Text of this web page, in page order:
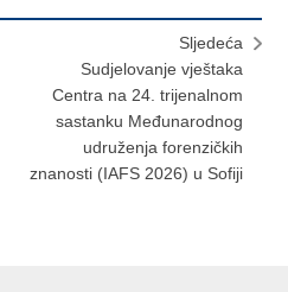
Sljedeća
Sudjelovanje vještaka
Centra na 24. trijenalnom
sastanku Međunarodnog
udruženja forenzičkih
znanosti (IAFS 2026) u Sofiji